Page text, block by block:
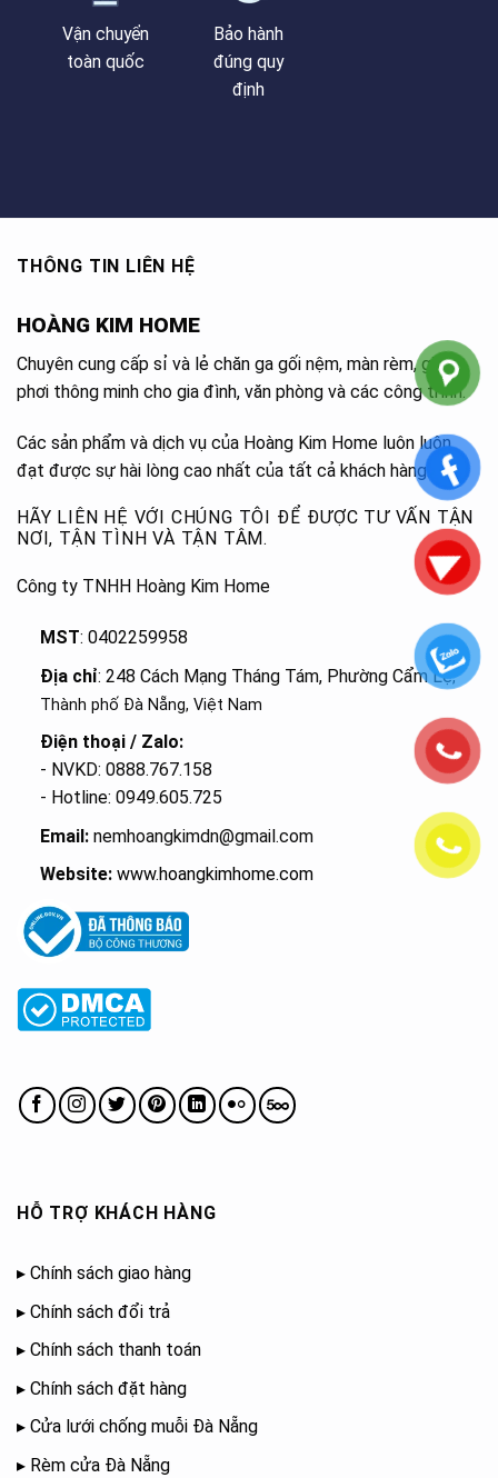
Vận chuyển
toàn quốc
Bảo hành
đúng quy
định
THÔNG TIN LIÊN HỆ
HOÀNG KIM HOME
Chuyên cung cấp sỉ và lẻ chăn ga gối nệm, màn rèm, giàn
phơi thông minh cho gia đình, văn phòng và các công trình.
Các sản phẩm và dịch vụ của Hoàng Kim Home luôn luôn
đạt được sự hài lòng cao nhất của tất cả khách hàng.
HÃY LIÊN HỆ VỚI CHÚNG TÔI ĐỂ ĐƯỢC TƯ VẤN TẬN
NƠI, TẬN TÌNH VÀ TẬN TÂM.
Công ty TNHH Hoàng Kim Home
MST: 0402259958
Địa chỉ: 248 Cách Mạng Tháng Tám, Phường Cẩm Lệ,
Thành phố Đà Nẵng, Việt Nam
Điện thoại / Zalo:
- NVKD: 0888.767.158
- Hotline: 0949.605.725
Email:nemhoangkimdn@gmail.com
Website: www.hoangkimhome.com
HỖ TRỢ KHÁCH HÀNG
▸ Chính sách giao hàng
▸ Chính sách đổi trả
▸ Chính sách thanh toán
▸ Chính sách đặt hàng
▸ Cửa lưới chống muỗi Đà Nẵng
▸ Rèm cửa Đà Nẵng